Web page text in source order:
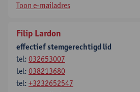
Toon e-mailadres
Filip Lardon
effectief stemgerechtigd lid
tel: 032653007
tel: 038213680
tel: +3232652547